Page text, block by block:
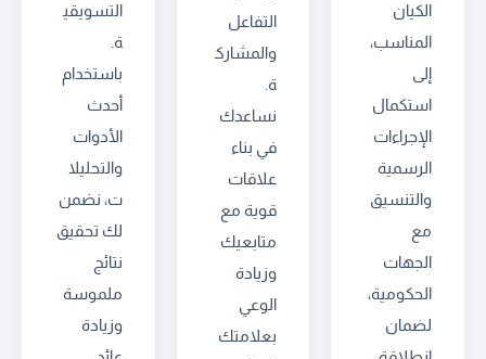
الكيان
المناسب،
إلى
استكمال
الإجراءات
الرسمية
والتنسيق
مع
الجهات
الحكومية،
لضمان
التفاعل
والمشارك
ة.
نساعدك
في بناء
علاقات
قوية مع
متابعيك
وزيادة
الوعي
بعلامتك
التسويقي
ة.
باستخدام
أحدث
الأدوات
والتحليلا
ت، نضمن
لك تحقيق
نتائج
ملموسة
وزيادة